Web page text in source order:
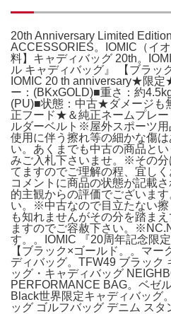
20th Anniversary Limited
ACCESSORIES。IOMIC（イ
料】キャディバッグ 20th。
ル キャディバッグ』 【ブラッ
IOMIC 20 th anniversary★限
ー：(BKxGOLD)■重さ：約
(PU)■状態：中古★ダメージ
正フード★＆純正ネームプレ
ルダーベルト※屋外スポーツ
使用に伴う擦れ等の細かな傷
い。あくまでも中古の商品と
みご入札下さいませ。※その
てますのでご理解の程、宜し
コメントに商品の状態が記載
的主観からの評価でございま
い。※中古なので目立たない
も知れませんがその分を踏ま
ますのでご容赦下さい。
す。。IOMIC 『20周年記念限
【ブラック×ゴールド。。マ
ディバッグ。TFW49 ブラック
ッグ・キャディバッグ
PERFORMANCE BAG。ベゼ
Black世界限定キャディバッグ
ッグ ゴルフバッグ デニム スタ